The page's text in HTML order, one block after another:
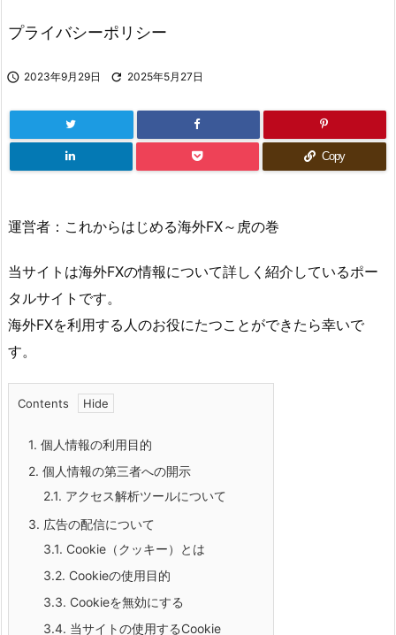
プライバシーポリシー
 2023年9月29日  2025年5月27日
Copy
運営者：これからはじめる海外FX～虎の巻
当サイトは海外FXの情報について詳しく紹介しているポー
タルサイトです。
海外FXを利用する人のお役にたつことができたら幸いで
す。
Contents
1. 個人情報の利用目的
2. 個人情報の第三者への開示
2.1. アクセス解析ツールについて
3. 広告の配信について
3.1. Сооkіе（クッキー）とは
3.2. Сооkіеの使用目的
3.3. Сооkіеを無効にする
3.4. 当サイトの使用するСооkіе